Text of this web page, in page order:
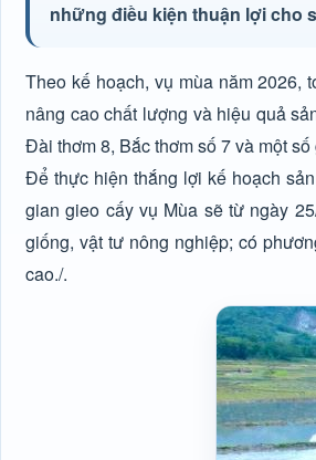
những điều kiện thuận lợi cho
Theo kế hoạch, vụ mùa năm 2026,
nâng cao chất lượng và hiệu quả
Đài thơm 8, Bắc thơm số 7 và một
Để thực hiện thắng lợi kế hoạch
gian gieo cấy vụ Mùa sẽ từ ngày
giống, vật tư nông nghiệp; có
cao./.